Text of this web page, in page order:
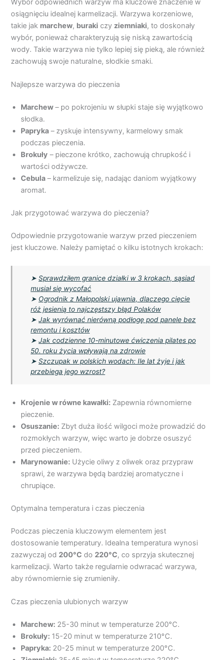
Wybór odpowiednich warzyw ma kluczowe znaczenie w
osiągnięciu idealnej karmelizacji. Warzywa korzeniowe,
takie jak marchew, buraki czy ziemniaki, to doskonały
wybór, ponieważ charakteryzują się niską zawartością
wody. Takie warzywa nie tylko lepiej się pieką, ale również
zachowują swoje naturalne, słodkie smaki.
Najlepsze warzywa do pieczenia
Marchew – po pokrojeniu w słupki staje się wyjątkowo
słodka.
Papryka – zyskuje intensywny, karmelowy smak
podczas pieczenia.
Brokuły – pieczone krótko, zachowują chrupkość i
wartości odżywcze.
Cebula – karmelizuje się, nadając daniom wyjątkowy
aromat.
Jak przygotować warzywa do pieczenia?
Odpowiednie przygotowanie warzyw przed pieczeniem
jest kluczowe. Należy pamiętać o kilku istotnych krokach:
➤Sprawdziłem granice działki w 3 krokach, sąsiad
musiał się wycofać
➤ Ogrodnik z Małopolski ujawnia, dlaczego cięcie
róż jesienią to najczęstszy błąd Polaków
➤Jak wyrównać nierówną podłogę pod panele bez
remontu i kosztów
➤Jak codzienne 10-minutowe ćwiczenia pilates po
50. roku życia wpływają na zdrowie
➤Szczupak w polskich wodach: Ile lat żyje i jak
przebiega jego wzrost?
Krojenie w równe kawałki: Zapewnia równomierne
pieczenie.
Osuszanie: Zbyt duża ilość wilgoci może prowadzić do
rozmokłych warzyw, więc warto je dobrze osuszyć
przed pieczeniem.
Marynowanie: Użycie oliwy z oliwek oraz przypraw
sprawi, że warzywa będą bardziej aromatyczne i
chrupiące.
Optymalna temperatura i czas pieczenia
Podczas pieczenia kluczowym elementem jest
dostosowanie temperatury. Idealna temperatura wynosi
zazwyczaj od 200°C do 220°C, co sprzyja skutecznej
karmelizacji. Warto także regularnie odwracać warzywa,
aby równomiernie się zrumieniły.
Czas pieczenia ulubionych warzyw
Marchew: 25-30 minut w temperaturze 200°C.
Brokuły: 15-20 minut w temperaturze 210°C.
Papryka: 20-25 minut w temperaturze 200°C.